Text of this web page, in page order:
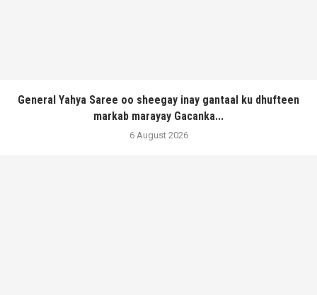
General Yahya Saree oo sheegay inay gantaal ku dhufteen
markab marayay Gacanka...
6 August 2026